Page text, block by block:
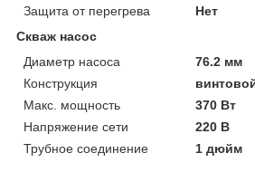
Защита от перегрева
Нет
Скваж насос
Диаметр насоса
76.2 мм
Конструкция
Макс. мощность
370 Вт
Напряжение сети
220 В
Трубное соединение
1 дюйм